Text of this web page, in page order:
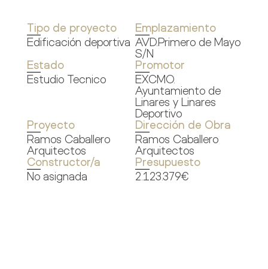
Tipo de proyecto
Edificación deportiva
Emplazamiento
AVD.Primero de Mayo
S/N
Estado
Estudio Tecnico
Promotor
EXCMO.
Ayuntamiento de
Linares y Linares
Deportivo
Proyecto
Ramos Caballero
Arquitectos
Dirección de Obra
Ramos Caballero
Arquitectos
Constructor/a
No asignada
Presupuesto
2.123.379€